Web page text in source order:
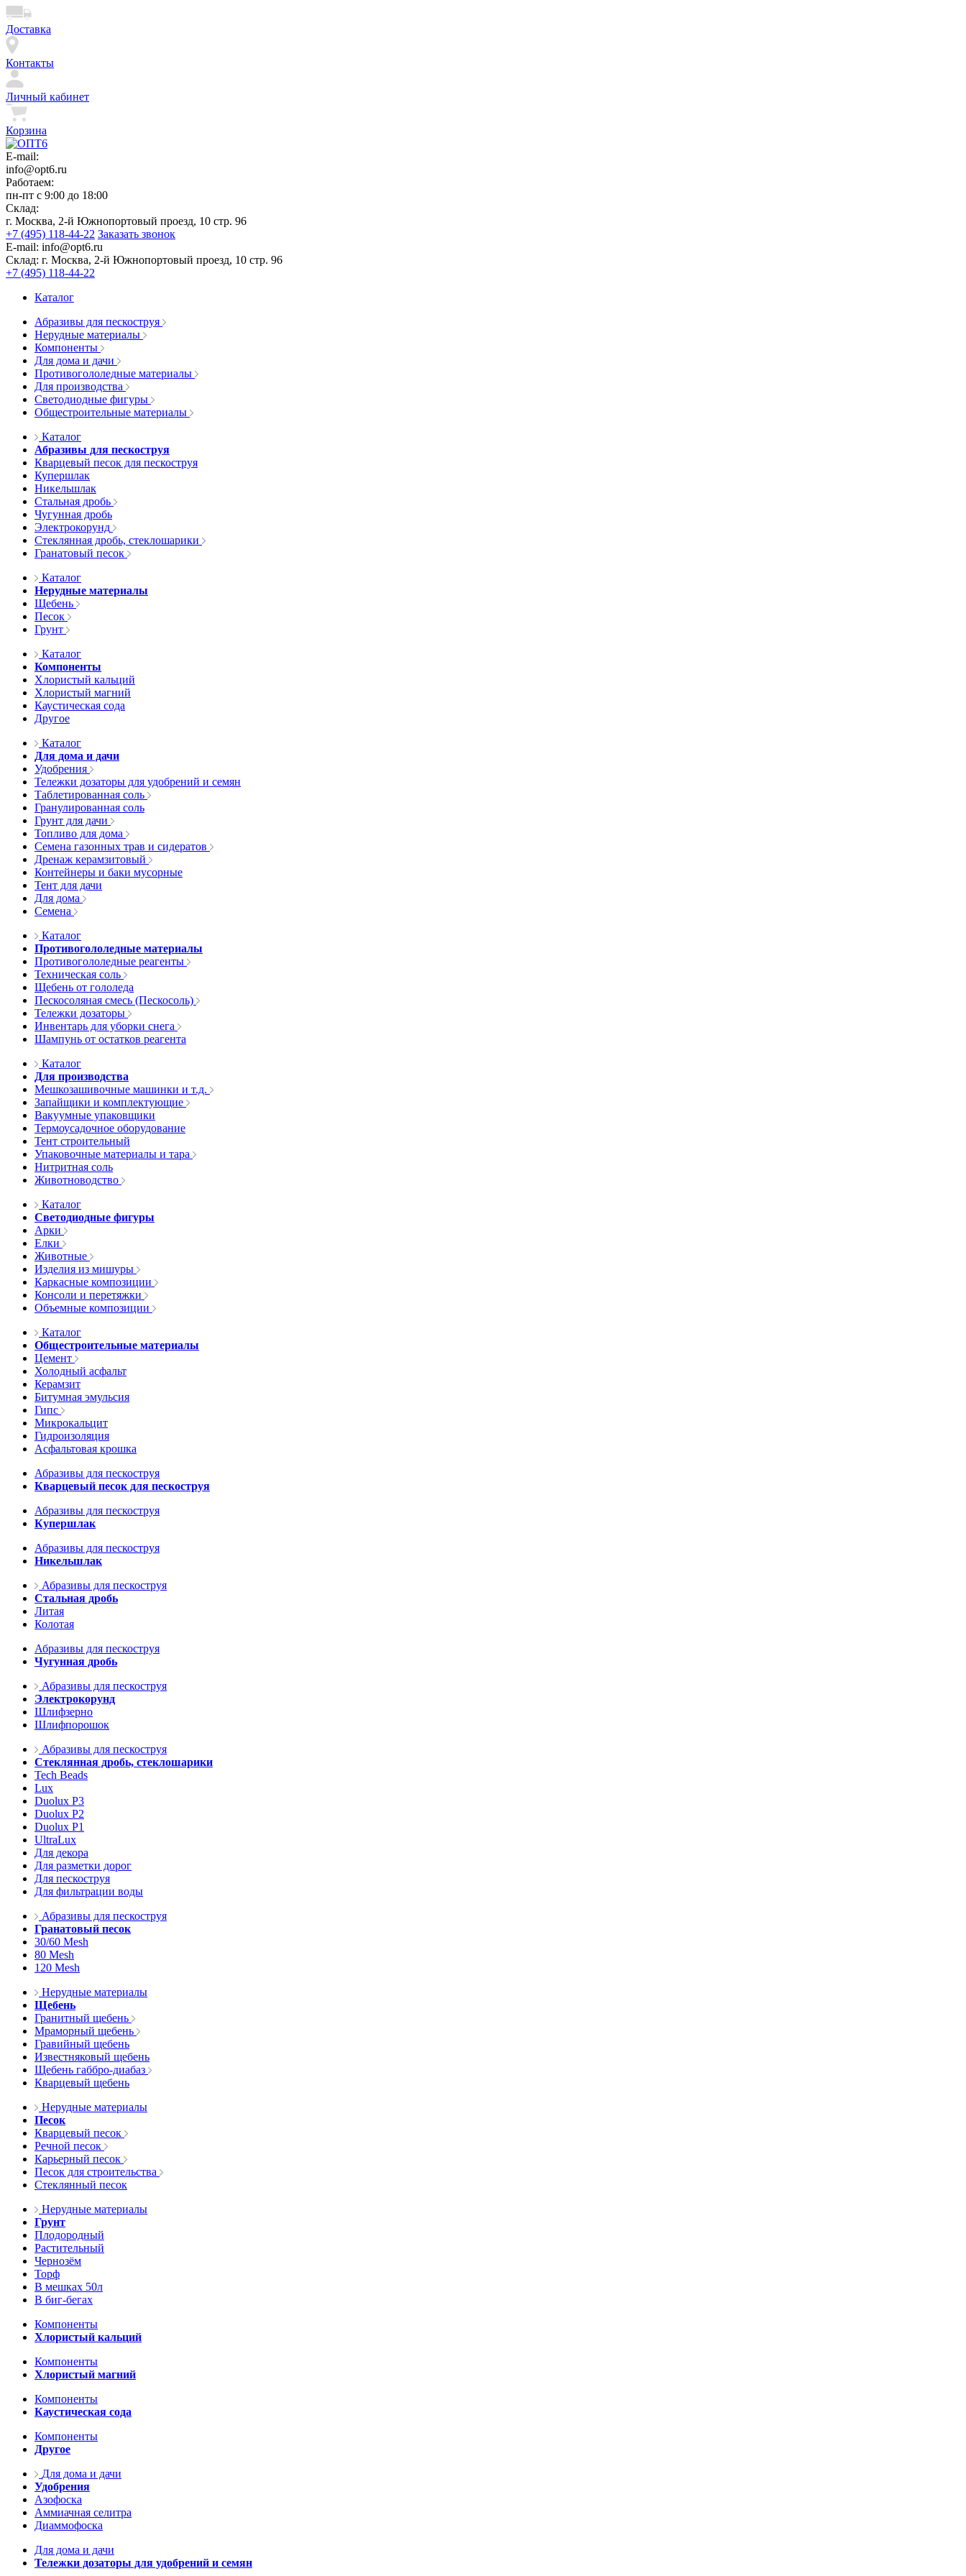
Доставка
Контакты
Личный кабинет
Корзина
E-mail:
info@opt6.ru
Работаем:
пн-пт с 9:00 до 18:00
Склад:
г. Москва, 2-й Южнопортовый проезд, 10 стр. 96
+7 (495) 118-44-22 Заказать звонок
E-mail: info@opt6.ru
Склад: г. Москва, 2-й Южнопортовый проезд, 10 стр. 96
+7 (495) 118-44-22
Каталог
Абразивы для пескоструя
Нерудные материалы
Компоненты
Для дома и дачи
Противогололедные материалы
Для производства
Светодиодные фигуры
Общестроительные материалы
Каталог
Абразивы для пескоструя
Кварцевый песок для пескоструя
Купершлак
Никельшлак
Стальная дробь
Чугунная дробь
Электрокорунд
Стеклянная дробь, стеклошарики
Гранатовый песок
Каталог
Нерудные материалы
Щебень
Песок
Грунт
Каталог
Компоненты
Хлористый кальций
Хлористый магний
Каустическая сода
Другое
Каталог
Для дома и дачи
Удобрения
Тележки дозаторы для удобрений и семян
Таблетированная соль
Гранулированная соль
Грунт для дачи
Топливо для дома
Семена газонных трав и сидератов
Дренаж керамзитовый
Контейнеры и баки мусорные
Тент для дачи
Для дома
Семена
Каталог
Противогололедные материалы
Противогололедные реагенты
Техническая соль
Щебень от гололеда
Пескосоляная смесь (Пескосоль)
Тележки дозаторы
Инвентарь для уборки снега
Шампунь от остатков реагента
Каталог
Для производства
Мешкозашивочные машинки и т.д.
Запайщики и комплектующие
Вакуумные упаковщики
Термоусадочное оборудование
Тент строительный
Упаковочные материалы и тара
Нитритная соль
Животноводство
Каталог
Светодиодные фигуры
Арки
Елки
Животные
Изделия из мишуры
Каркасные композиции
Консоли и перетяжки
Объемные композиции
Каталог
Общестроительные материалы
Цемент
Холодный асфальт
Керамзит
Битумная эмульсия
Гипс
Микрокальцит
Гидроизоляция
Асфальтовая крошка
Абразивы для пескоструя
Кварцевый песок для пескоструя
Абразивы для пескоструя
Купершлак
Абразивы для пескоструя
Никельшлак
Абразивы для пескоструя
Стальная дробь
Литая
Колотая
Абразивы для пескоструя
Чугунная дробь
Абразивы для пескоструя
Электрокорунд
Шлифзерно
Шлифпорошок
Абразивы для пескоструя
Стеклянная дробь, стеклошарики
Tech Beads
Lux
Duolux P3
Duolux P2
Duolux P1
UltraLux
Для декора
Для разметки дорог
Для пескоструя
Для фильтрации воды
Абразивы для пескоструя
Гранатовый песок
30/60 Mesh
80 Mesh
120 Mesh
Нерудные материалы
Щебень
Гранитный щебень
Мраморный щебень
Гравийный щебень
Известняковый щебень
Щебень габбро-диабаз
Кварцевый щебень
Нерудные материалы
Песок
Кварцевый песок
Речной песок
Карьерный песок
Песок для строительства
Стеклянный песок
Нерудные материалы
Грунт
Плодородный
Растительный
Чернозём
Торф
В мешках 50л
В биг-бегах
Компоненты
Хлористый кальций
Компоненты
Хлористый магний
Компоненты
Каустическая сода
Компоненты
Другое
Для дома и дачи
Удобрения
Азофоска
Аммиачная селитра
Диаммофоска
Для дома и дачи
Тележки дозаторы для удобрений и семян